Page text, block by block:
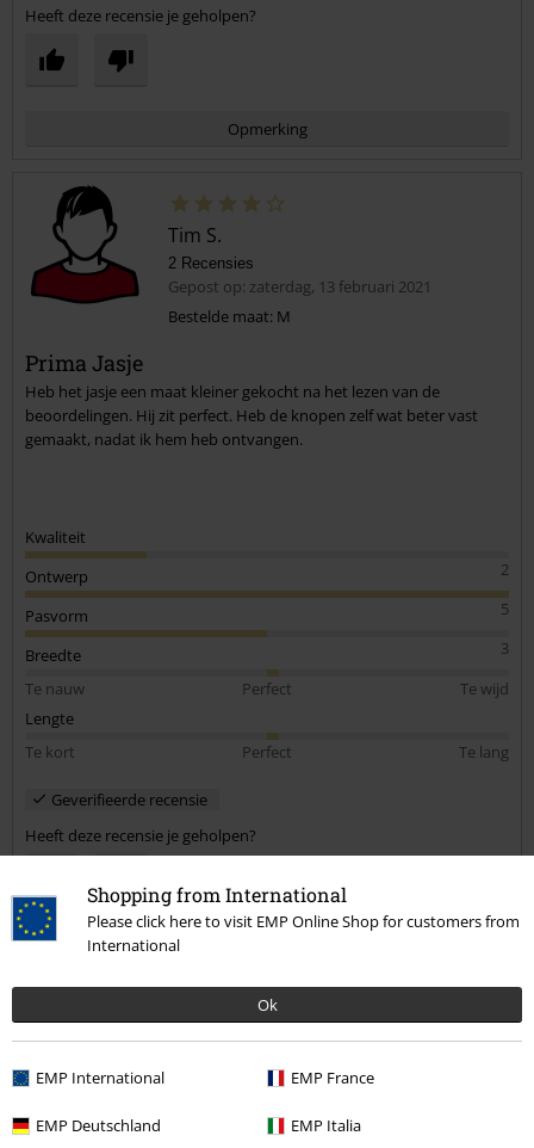
Shopping from International
Please click here to visit EMP Online Shop for customers from
International
Ok
EMP International EMP France
EMP Deutschland EMP Italia
Heeft deze recensie je geholpen?
Opmerking
Commentaar versturen
Tim S.
2 Recensies
Gepost op: zaterdag, 13 februari 2021
Bestelde maat: M
Prima Jasje
Heb het jasje een maat kleiner gekocht na het lezen van de
beoordelingen. Hij zit perfect. Heb de knopen zelf wat beter vast
gemaakt, nadat ik hem heb ontvangen.
Kwaliteit
2
Ontwerp
5
Pasvorm
3
Breedte
Te nauw
Perfect
Te wijd
Lengte
Te kort
Perfect Te lang
Geverifieerde recensie
Heeft deze recensie je geholpen?